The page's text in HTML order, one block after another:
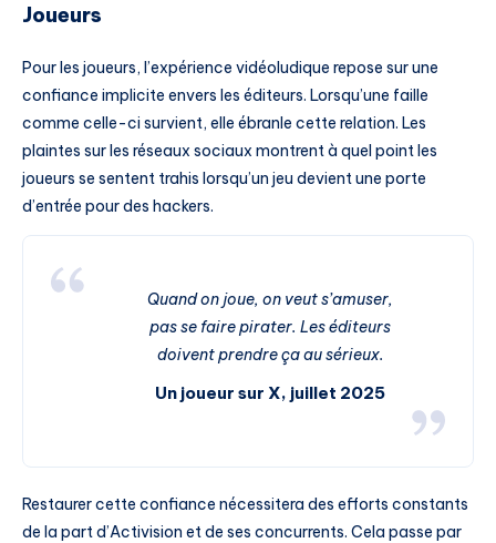
Joueurs
Pour les joueurs, l’expérience vidéoludique repose sur une
confiance implicite envers les éditeurs. Lorsqu’une faille
comme celle-ci survient, elle ébranle cette relation. Les
plaintes sur les réseaux sociaux montrent à quel point les
joueurs se sentent trahis lorsqu’un jeu devient une porte
d’entrée pour des hackers.
Quand on joue, on veut s’amuser,
pas se faire pirater. Les éditeurs
doivent prendre ça au sérieux.
Un joueur sur X, juillet 2025
Restaurer cette confiance nécessitera des efforts constants
de la part d’Activision et de ses concurrents. Cela passe par